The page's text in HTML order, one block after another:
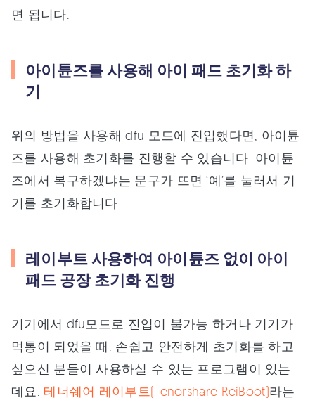
면 됩니다.
아이튠즈를 사용해 아이 패드 초기화 하
기
위의 방법을 사용해 dfu 모드에 진입했다면, 아이튠
즈를 사용해 초기화를 진행할 수 있습니다. 아이튠
즈에서 복구하겠냐는 문구가 뜨면 ‘예’를 눌러서 기
기를 초기화합니다.
레이부트 사용하여 아이튠즈 없이 아이
패드 공장 초기화 진행
기기에서 dfu모드로 진입이 불가능 하거나 기기가
먹통이 되었을 때. 손쉽고 안전하게 초기화를 하고
싶으신 분들이 사용하실 수 있는 프로그램이 있는
데요. 테너쉐어 레이부트(Tenorshare ReiBoot)라는